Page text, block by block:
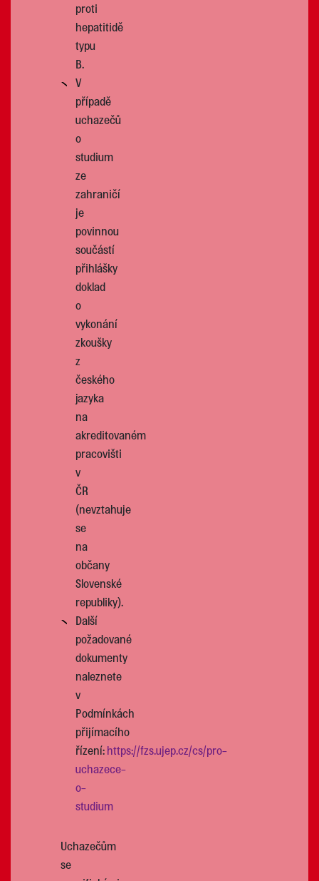
proti
hepatitidě
typu
B.
V
případě
uchazečů
o
studium
ze
zahraničí
je
povinnou
součástí
přihlášky
doklad
o
vykonání
zkoušky
z
českého
jazyka
na
akreditovaném
pracovišti
v
ČR
(nevztahuje
se
na
občany
Slovenské
republiky).
Další
požadované
dokumenty
naleznete
v
Podmínkách
přijímacího
řízení: https://fzs.ujep.cz/cs/pro-
uchazece-
o-
studium
Uchazečům
se